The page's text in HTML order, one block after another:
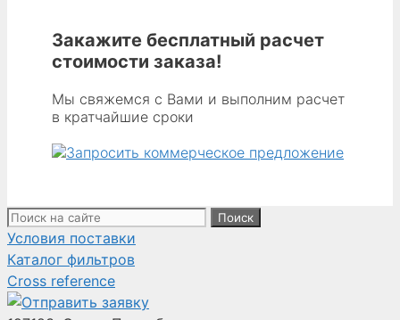
Закажите бесплатный расчет
стоимости заказа!
Мы свяжемся с Вами и выполним расчет
в кратчайшие сроки
Поиск:
Условия поставки
Каталог фильтров
Cross reference